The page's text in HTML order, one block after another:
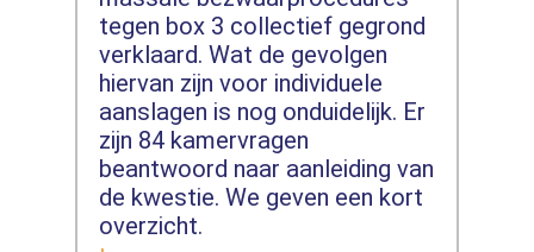
tegen box 3 collectief gegrond
verklaard. Wat de gevolgen
hiervan zijn voor individuele
aanslagen is nog onduidelijk. Er
zijn 84 kamervragen
beantwoord naar aanleiding van
de kwestie. We geven een kort
overzicht.